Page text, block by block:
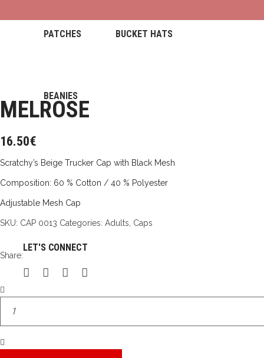
PATCHES BUCKET HATS
BEANIES
MELROSE
16.50€
Scratchy’s Beige Trucker Cap with Black Mesh
Composition: 60 % Cotton / 40 % Polyester
Adjustable Mesh Cap
SKU: CAP 0013 Categories: Adults Caps
Share:
LET'S CONNECT
Melrose